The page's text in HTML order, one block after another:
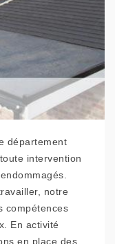
département
intervention
notre
compétences
En activité
en place des